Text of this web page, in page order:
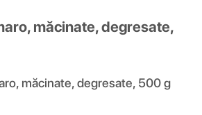
măcinate, degresate,